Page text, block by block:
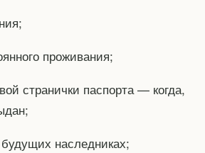
проживания;
странички паспорта — когда,
наследниках;